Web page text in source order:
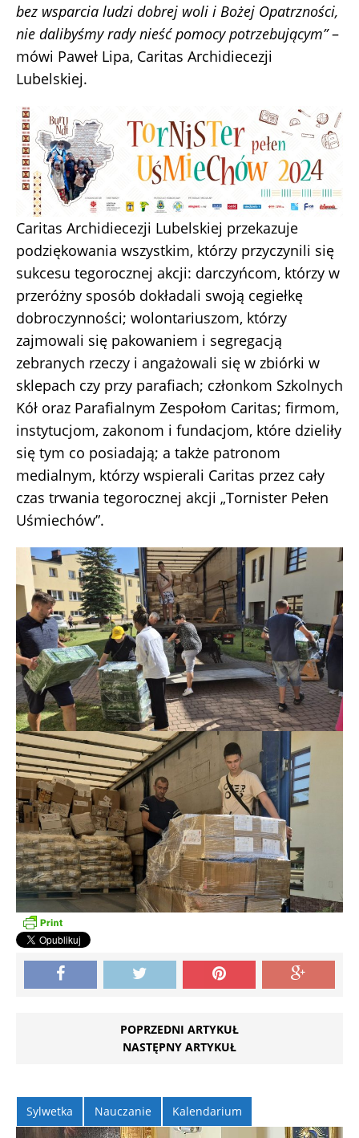
bez wsparcia ludzi dobrej woli i Bożej Opatrzności,
nie dalibyśmy rady nieść pomocy potrzebującym”–
mówi Paweł Lipa, Caritas Archidiecezji
Lubelskiej.
Caritas Archidiecezji Lubelskiej przekazuje
podziękowania wszystkim, którzy przyczynili się
sukcesu tegorocznej akcji: darczyńcom, którzy w
przeróżny sposób dokładali swoją cegiełkę
dobroczynności; wolontariuszom, którzy
zajmowali się pakowaniem i segregacją
zebranych rzeczy i angażowali się w zbiórki w
sklepach czy przy parafiach; członkom Szkolnych
Kół oraz Parafialnym Zespołom Caritas; firmom,
instytucjom, zakonom i fundacjom, które dzieliły
się tym co posiadają; a także patronom
medialnym, którzy wspierali Caritas przez cały
czas trwania tegorocznej akcji „Tornister Pełen
Uśmiechów”.
POPRZEDNI ARTYKUŁ
NASTĘPNY ARTYKUŁ
Sylwetka Nauczanie Kalendarium